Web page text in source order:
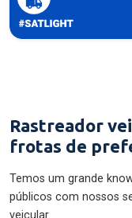
Rastreador
frotas de
Temos um grande
públicos com nossos
veicular.